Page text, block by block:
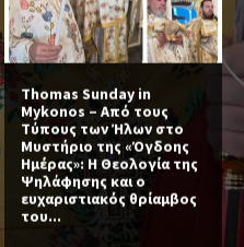
Thomas Sunday in
Mykonos – Από τους
Τύπους των Ήλων στο
Μυστήριο της «Όγδοης
Ημέρας»: Η Θεολογία της
Ψηλάφησης και ο
ευχαριστιακός θρίαμβος
του...